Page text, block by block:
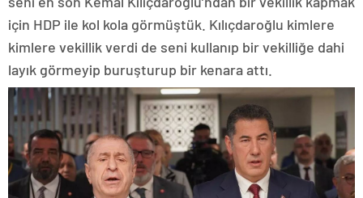
için HDP ile kol kola görmüştük. Kılıçdaroğlu kimlere
kimlere vekillik verdi de seni kullanıp bir vekilliğe dahi
layık görmeyip buruşturup bir kenara attı.